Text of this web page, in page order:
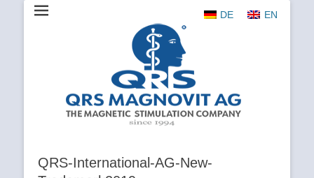
MAGNOVIT
The Magnetic Stimulation Company
DE EN
QRS-International-AG-New-